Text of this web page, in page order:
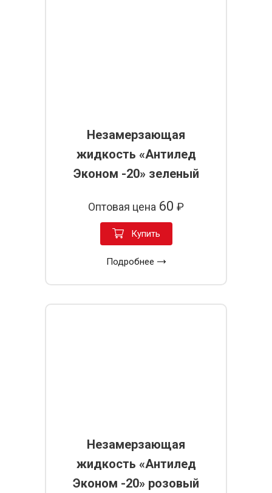
Незамерзающая
жидкость «Антилед
Эконом -20» зеленый
Оптовая цена 60 ₽
Купить
Подробнее
Незамерзающая
жидкость «Антилед
Эконом -20» розовый